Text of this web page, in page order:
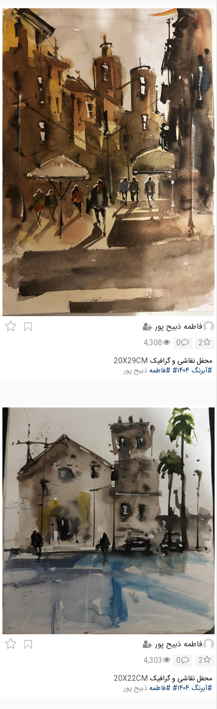
فاطمه ذبیح پور
2
0
4,308
محفل نقاشی و گرافیک 20X29CM
#آبرنگ #۱۴۰۴ #فاطمهذبیح پور
فاطمه ذبیح پور
2
0
4,303
محفل نقاشی و گرافیک 20X22CM
#آبرنگ #۱۴۰۴ #فاطمهذبیح پور